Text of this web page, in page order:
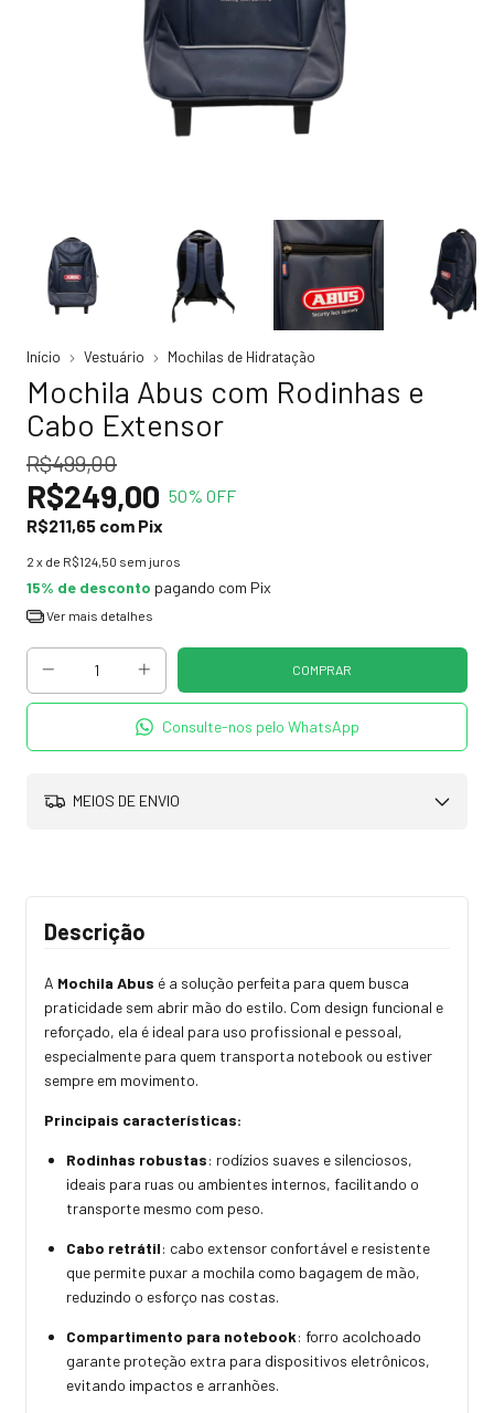
Início Vestuário Mochilas de Hidratação
Mochila Abus com Rodinhas e
Cabo Extensor
R$499,00
R$249,00 50% OFF
R$211,65 com Pix
2 x de R$124,50 sem juros
15% de desconto pagando com Pix
Ver mais detalhes
Consulte-nos pelo WhatsApp
MEIOS DE ENVIO
Descrição
A Mochila Abus é a solução perfeita para quem busca
praticidade sem abrir mão do estilo. Com design funcional e
reforçado, ela é ideal para uso profissional e pessoal,
especialmente para quem transporta notebook ou estiver
sempre em movimento.
Principais características:
Rodinhas robustas: rodízios suaves e silenciosos,
ideais para ruas ou ambientes internos, facilitando o
transporte mesmo com peso.
Cabo retrátil: cabo extensor confortável e resistente
que permite puxar a mochila como bagagem de mão,
reduzindo o esforço nas costas.
Compartimento para notebook: forro acolchoado
garante proteção extra para dispositivos eletrônicos,
evitando impactos e arranhões.